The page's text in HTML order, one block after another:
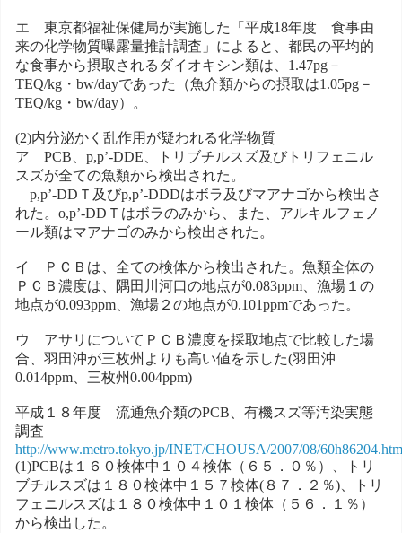
エ 東京都福祉保健局が実施した「平成18年度 食事由
来の化学物質曝露量推計調査」によると、都民の平均的
な食事から摂取されるダイオキシン類は、1.47pg－
TEQ/kg・bw/dayであった（魚介類からの摂取は1.05pg－
TEQ/kg・bw/day）。
(2)内分泌かく乱作用が疑われる化学物質
ア PCB、p,p’-DDE、トリブチルスズ及びトリフェニル
スズが全ての魚類から検出された。
p,p’-DDＴ及びp,p’-DDDはボラ及びマアナゴから検出さ
れた。o,p’-DDＴはボラのみから、また、アルキルフェノ
ール類はマアナゴのみから検出された。
イ ＰＣＢは、全ての検体から検出された。魚類全体の
ＰＣＢ濃度は、隅田川河口の地点が0.083ppm、漁場１の
地点が0.093ppm、漁場２の地点が0.101ppmであった。
ウ アサリについてＰＣＢ濃度を採取地点で比較した場
合、羽田沖が三枚州よりも高い値を示した(羽田沖
0.014ppm、三枚州0.004ppm)
平成１８年度 流通魚介類のPCB、有機スズ等汚染実態
調査
http://www.metro.tokyo.jp/INET/CHOUSA/2007/08/60h86204.htm
(1)PCBは１６０検体中１０４検体（６５．０％）、トリ
ブチルスズは１８０検体中１５７検体(８７．２％)、トリ
フェニルスズは１８０検体中１０１検体（５６．１％）
から検出した。